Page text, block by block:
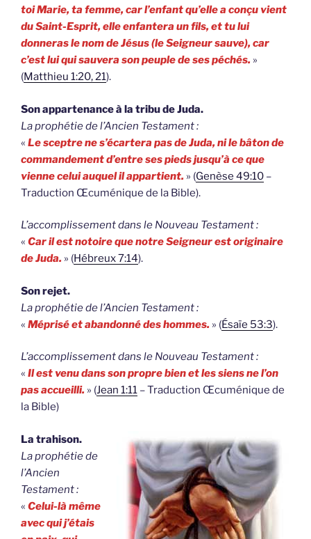
toi Marie, ta femme, car l’enfant qu’elle a conçu vient
du Saint-Esprit, elle enfantera un fils, et tu lui
donneras le nom de Jésus (le Seigneur sauve), car
c’est lui qui sauvera son peuple de ses péchés. »
(Matthieu 1:20, 21).
Son appartenance à la tribu de Juda.
La prophétie de l’Ancien Testament :
« Le sceptre ne s’écartera pas de Juda, ni le bâton de
commandement d’entre ses pieds jusqu’à ce que
vienne celui auquel il appartient. » (Genèse 49:10 –
Traduction Œcuménique de la Bible).
L’accomplissement dans le Nouveau Testament :
« Car il est notoire que notre Seigneur est originaire
de Juda. » (Hébreux 7:14).
Son rejet.
La prophétie de l’Ancien Testament :
« Méprisé et abandonné des hommes. » (Ésaïe 53:3).
L’accomplissement dans le Nouveau Testament :
« Il est venu dans son propre bien et les siens ne l’on
pas accueilli. » (Jean 1:11 – Traduction Œcuménique de
la Bible)
La trahison.
La prophétie de
l’Ancien
Testament :
« Celui-là même
avec qui j’étais